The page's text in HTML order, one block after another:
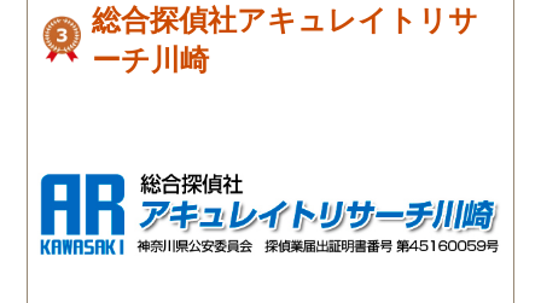
総合探偵社アキュレイトリサ
ーチ川崎